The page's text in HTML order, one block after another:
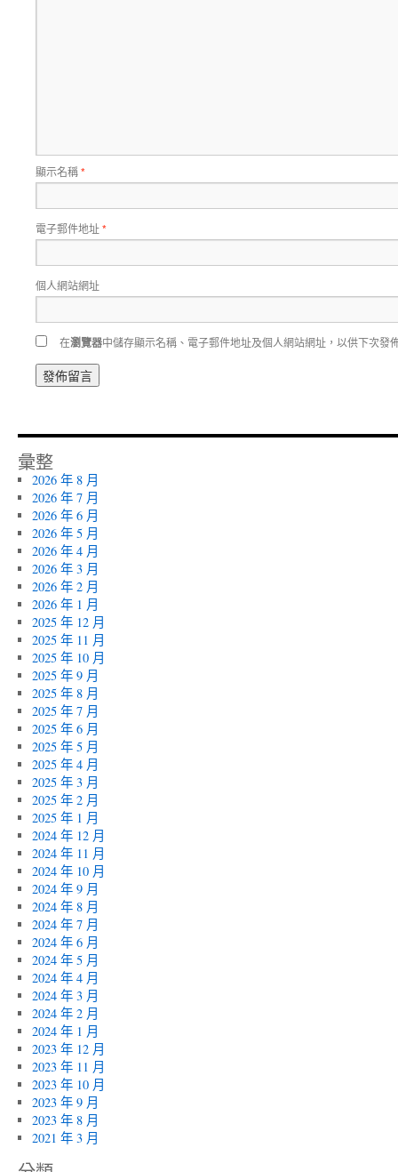
顯示名稱*
電子郵件地址*
個人網站網址
在瀏覽器中儲存顯示名稱、電子郵件地址及個人網站網址，以供下次發
彙整
2026 年 8 月
2026 年 7 月
2026 年 6 月
2026 年 5 月
2026 年 4 月
2026 年 3 月
2026 年 2 月
2026 年 1 月
2025 年 12 月
2025 年 11 月
2025 年 10 月
2025 年 9 月
2025 年 8 月
2025 年 7 月
2025 年 6 月
2025 年 5 月
2025 年 4 月
2025 年 3 月
2025 年 2 月
2025 年 1 月
2024 年 12 月
2024 年 11 月
2024 年 10 月
2024 年 9 月
2024 年 8 月
2024 年 7 月
2024 年 6 月
2024 年 5 月
2024 年 4 月
2024 年 3 月
2024 年 2 月
2024 年 1 月
2023 年 12 月
2023 年 11 月
2023 年 10 月
2023 年 9 月
2023 年 8 月
2021 年 3 月